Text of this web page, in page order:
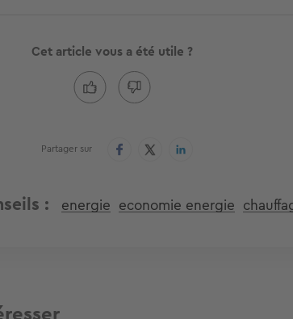
Cet article vous a été utile ?
Partager sur
energie economie energie